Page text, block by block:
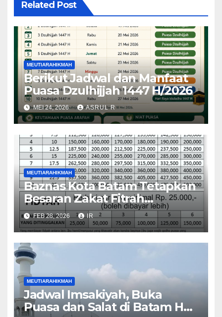
Related Post
MEUTIARAHIKMAH
Berikut Jadwal dan Manfaat
Puasa Dzulhijjah 1447 H/2026
MEI 24, 2026 ASRUL R
MEUTIARAHIKMAH
Baznas Kota Batam Tetapkan
Besaran Zakat Fitrah
Ramadan 2026, Ini Rincian
Lengkapnya
FEB 28, 2026 IR
MEUTIARAHIKMAH
Jadwal Imsakiyah, Buka
Puasa dan Salat di Batam Hari